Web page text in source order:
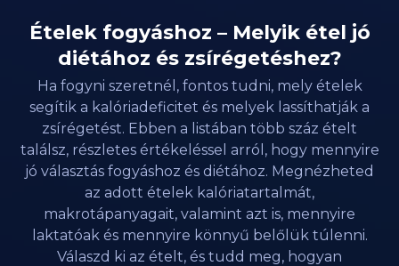
Ételek fogyáshoz – Melyik étel jó
diétához és zsírégetéshez?
Ha fogyni szeretnél, fontos tudni, mely ételek
segítik a kalóriadeficitet és melyek lassíthatják a
zsírégetést. Ebben a listában több száz ételt
találsz, részletes értékeléssel arról, hogy mennyire
jó választás fogyáshoz és diétához. Megnézheted
az adott ételek kalóriatartalmát,
makrotápanyagait, valamint azt is, mennyire
laktatóak és mennyire könnyű belőlük túlenni.
Válaszd ki az ételt, és tudd meg, hogyan